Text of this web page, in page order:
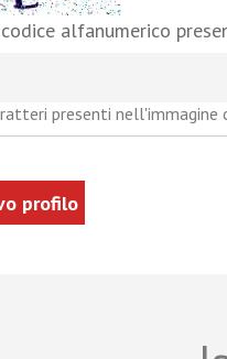
alfanumerico
presenti nell'immagine